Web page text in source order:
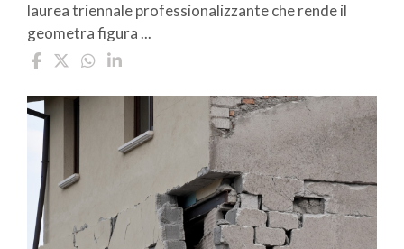
laurea triennale professionalizzante che rende il
geometra figura ...